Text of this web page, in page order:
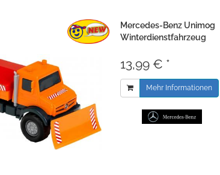
Mercedes-Benz Unimog
Winterdienstfahrzeug
13,99 € *
Mehr Informationen